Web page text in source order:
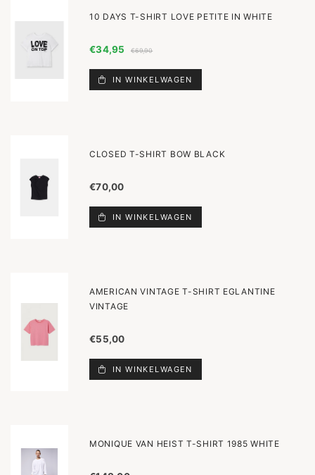
10 DAYS T-SHIRT LOVE PETITE IN WHITE
€34,95 €69,90
IN WINKELWAGEN
CLOSED T-SHIRT BOW BLACK
€70,00
IN WINKELWAGEN
AMERICAN VINTAGE T-SHIRT EGLANTINE
VINTAGE
€55,00
IN WINKELWAGEN
MONIQUE VAN HEIST T-SHIRT 1985 WHITE